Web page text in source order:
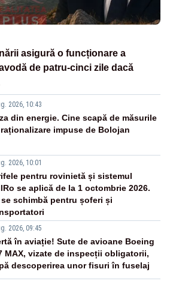
asigură o funcționare a
de patru-cinci zile dacă
2026, 10:43
din energie. Cine scapă de măsurile
impuse de Bolojan
2026, 10:01
pentru rovinietă și sistemul
se aplică de la 1 octombrie 2026.
se schimbă pentru șoferi și
2026, 09:45
în aviație! Sute de avioane Boeing
MAX, vizate de inspecții obligatorii,
descoperirea unor fisuri în fuselaj